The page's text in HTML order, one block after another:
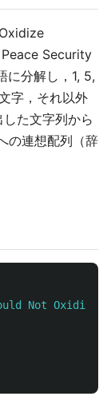
Security
分解し，1, 5,
字，それ以外
た文字列から
の連想配列（辞
Not